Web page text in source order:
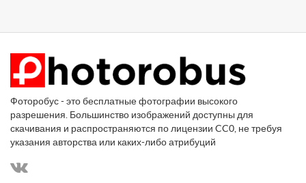
Фоторобус - это бесплатные фотографии высокого
разрешения. Большинство изображений доступны для
скачивания и распространяются по лицензии CC0, не требуя
указания авторства или каких-либо атрибуций